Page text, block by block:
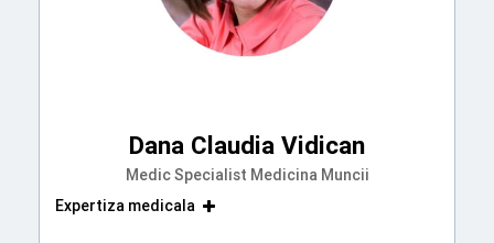
Dana Claudia Vidican
Medic Specialist Medicina Muncii
Expertiza medicala